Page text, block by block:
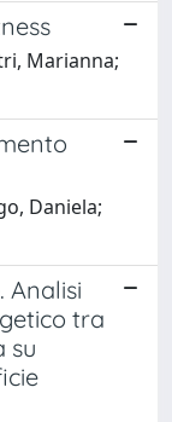
Marianna;
Daniela;
Analisi
tra
su